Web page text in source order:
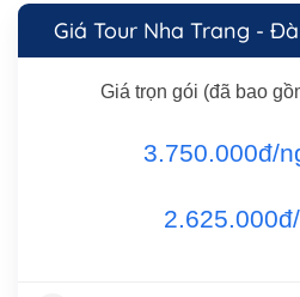
Giá Tour Nha Trang -
Giá trọn gói (đã bao
3.750.000đ/